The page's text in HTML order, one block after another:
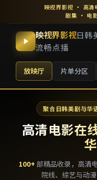
映视界影视 · 高清
剧集 · 电
映视界影视日韩
流畅点播
放映厅 片单分区
聚合日韩美剧与华
高清电影在
100+ 部精品收录， 高清
院线、综艺与动